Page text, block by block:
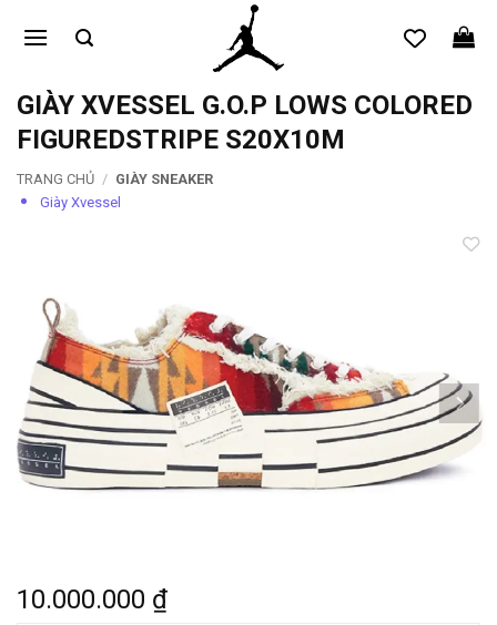
qua
dungGIÀY XVESSEL G.O.P LOWS COLORED
FIGUREDSTRIPE S20X10M
TRANG CHỦ / GIÀY SNEAKER
Giày Xvessel
10.000.000 ₫